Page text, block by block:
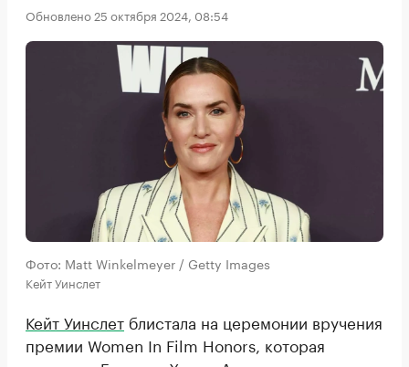
Обновлено 25 октября 2024, 08:54
Фото: Matt Winkelmeyer / Getty Images
Кейт Уинслет
Кейт Уинслет блистала на церемонии вручения
премии Women In Film Honors, которая